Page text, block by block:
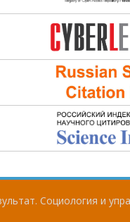
Социология и